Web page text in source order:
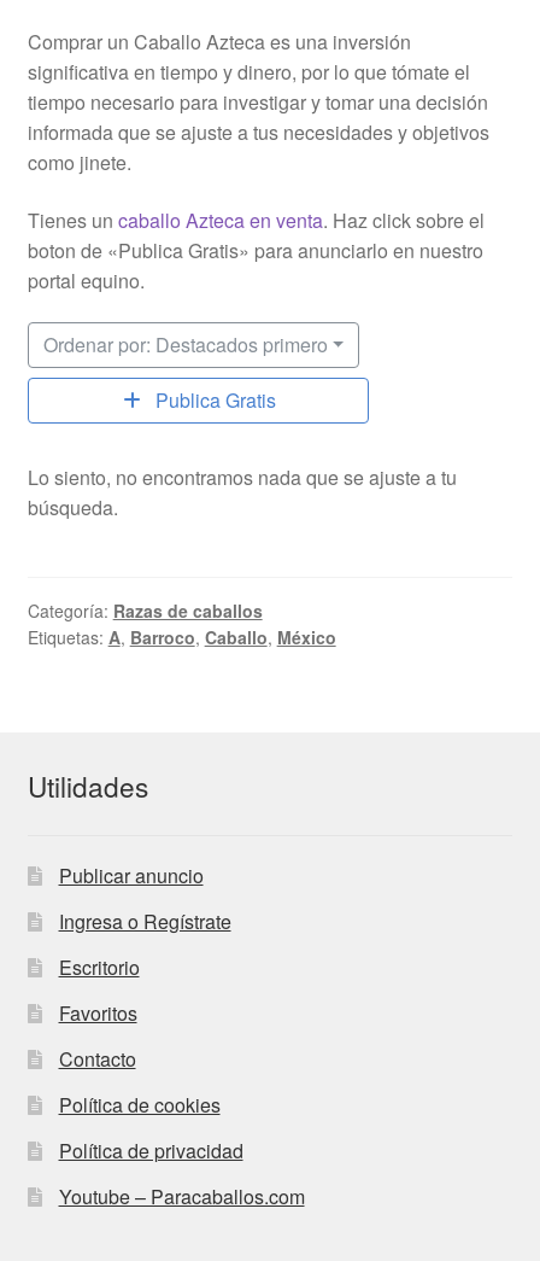
Comprar un Caballo Azteca es una inversión
significativa en tiempo y dinero, por lo que tómate el
tiempo necesario para investigar y tomar una decisión
informada que se ajuste a tus necesidades y objetivos
como jinete.
Tienes un caballo Azteca en venta. Haz click sobre el
boton de «Publica Gratis» para anunciarlo en nuestro
portal equino.
Ordenar por: Destacados primero
Publica Gratis
Lo siento, no encontramos nada que se ajuste a tu
búsqueda.
Categoría: Razas de caballos
Etiquetas: A, Barroco, Caballo, México
Utilidades
Publicar anuncio
Ingresa o Regístrate
Escritorio
Favoritos
Contacto
Política de cookies
Política de privacidad
Youtube – Paracaballos.com